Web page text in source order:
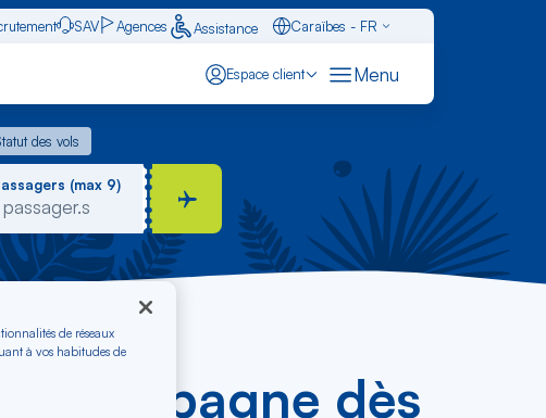
SAV Agences Assistance
Caraïbes - FR
Espace client Menu
Statut des vols
des vols
(max 9)
Espagne dès
de réseaux
à vos habitudes de